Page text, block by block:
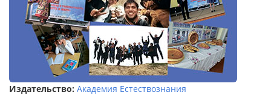
Издательство: Академия Естествознания